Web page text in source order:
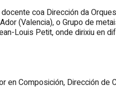
coa Dirección da
(Valencia), o Grupo de
Louis Petit, onde dirixiu en
en Composición, Dirección de